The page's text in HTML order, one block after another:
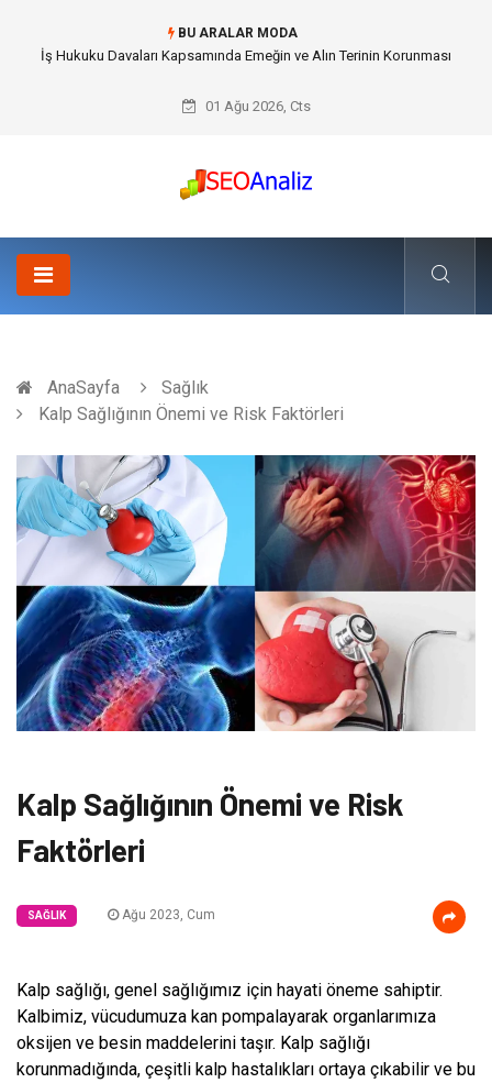
BU ARALAR MODA
Best Security Software (En İyi Güvenlik Yazılımı) ile Uzaktan Çalışmada
01 Ağu 2026, Cts
AnaSayfa
Sağlık
Kalp Sağlığının Önemi ve Risk Faktörleri
Kalp Sağlığının Önemi ve Risk
Faktörleri
SAĞLIK Ağu 2023, Cum
Kalp sağlığı, genel sağlığımız için hayati öneme sahiptir.
Kalbimiz, vücudumuza kan pompalayarak organlarımıza
oksijen ve besin maddelerini taşır. Kalp sağlığı
korunmadığında, çeşitli kalp hastalıkları ortaya çıkabilir ve bu